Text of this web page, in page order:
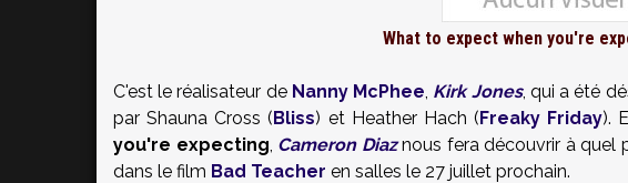
What to expect when you're
C'est le réalisateur de Nanny McPhee, Kirk Jones, qui a été
par Shauna Cross (Bliss) et Heather Hach (Freaky Friday).
you're expecting, Cameron Diaznous fera découvrir à quel
dans le film Bad Teacher en salles le 27 juillet prochain.